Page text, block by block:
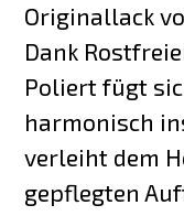
Originallack
Dank
Poliert fügt
harmonisch
verleiht dem
gepflegten